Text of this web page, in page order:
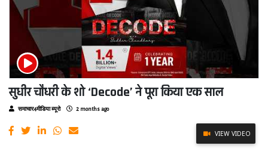
सुधीर चौधरी के शो ‘Decode’ ने पूरा किया एक साल
समाचार4मीडिया ब्यूरो 2 months ago
VIEW VIDEO